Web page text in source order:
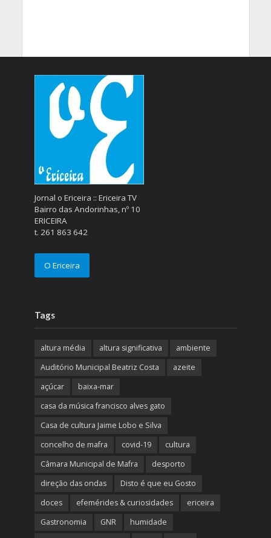
Jornal o Ericeira :: Ericeira TV
Bairro das Andorinhas, nº 10
ERICEIRA
t. 261 863 642
O Ericeira
Tags
altura média altura significativa
ambiente
Auditório Municipal Beatriz Costa
azeite
açúcar
baixa-mar
casa da música francisco alves gato
Casa de cultura Jaime Lobo e Silva
concelho de mafra
covid-19
cultura
Câmara Municipal de Mafra
desporto
direção das ondas
Disto é que eu Gosto
doces
efemérides & curiosidades
ericeira
Gastronomia
GNR
humidade